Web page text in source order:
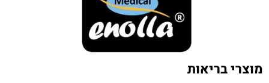
מוצרי בריאות